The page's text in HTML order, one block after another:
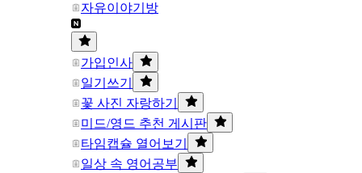
자유이야기방
가입인사
일기쓰기
꽃 사진 자랑하기
미드/영드 추천 게시판
타임캡슐 열어보기
일상 속 영어공부